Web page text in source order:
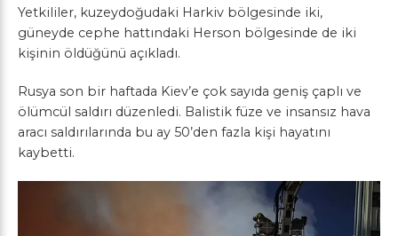
Yetkililer, kuzeydoğudaki Harkiv bölgesinde iki,
güneyde cephe hattındaki Herson bölgesinde de iki
kişinin öldüğünü açıkladı.
Rusya son bir haftada Kiev’e çok sayıda geniş çaplı ve
ölümcül saldırı düzenledi. Balistik füze ve insansız hava
aracı saldırılarında bu ay 50’den fazla kişi hayatını
kaybetti.